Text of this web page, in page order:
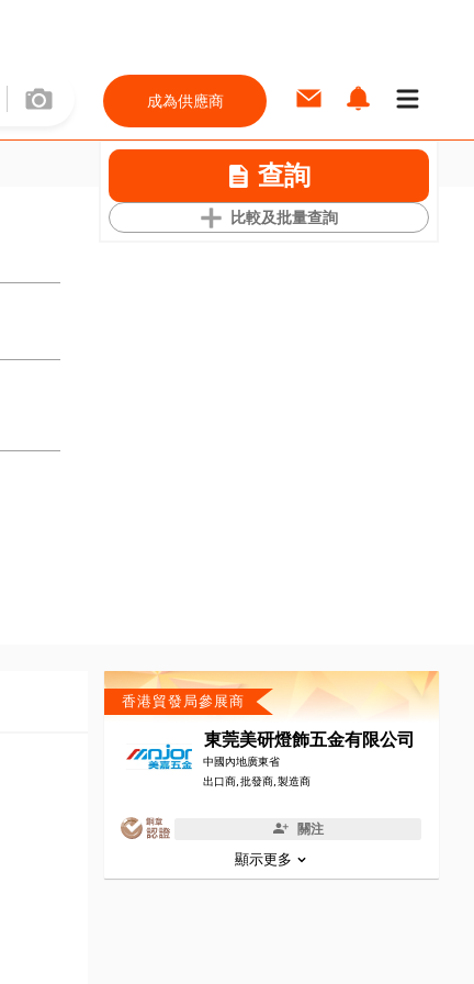
成為供應商
查詢
比較及批量查詢
香港貿發局參展商
東莞美研燈飾五金有限公司
中國內地廣東省
出口商, 批發商, 製造商
關注
顯示更多